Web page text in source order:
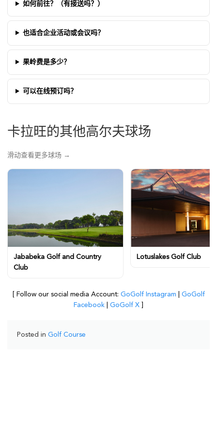
如何前往？（有接送吗？）
也适合企业活动或会议吗？
果岭费是多少？
可以在线预订吗？
卡拉旺的其他高尔夫球场
滑动查看更多球场 →
Jababeka Golf and Country
Club
Lotuslakes Golf Club
[ Follow our social media Account: GoGolf Instagram
GoGolf
Facebook
GoGolf X
Posted in Golf Course